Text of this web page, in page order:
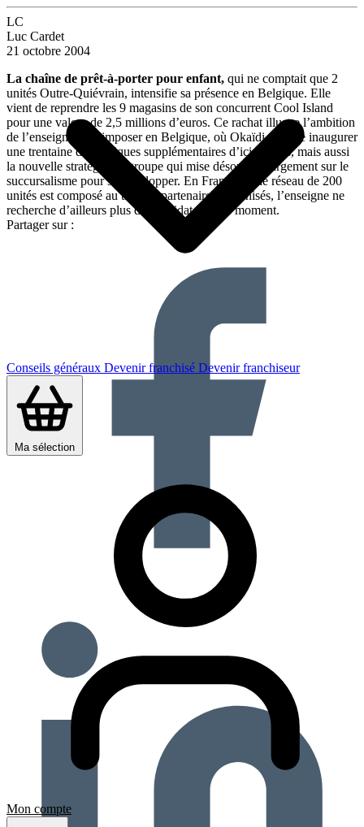
Conseils généraux Devenir franchisé Devenir franchiseur
Ma sélection
Mon compte
LC
Luc Cardet
21 octobre 2004
La chaîne de prêt-à-porter pour enfant, qui ne comptait que 2
unités Outre-Quiévrain, intensifie sa présence en Belgique. Elle
vient de reprendre les 9 magasins de son concurrent Cool Island
pour une valeur de 2,5 millions d’euros. Ce rachat illustre l’ambition
de l’enseigne de s’imposer en Belgique, où Okaïdi compte inaugurer
une trentaine de boutiques supplémentaires d’ici à 3 ans, mais aussi
la nouvelle stratégie du groupe qui mise désormais largement sur le
succursalisme pour se développer. En France, où le réseau de 200
unités est composé au tiers de partenaires franchisés, l’enseigne ne
recherche d’ailleurs plus de candidat pour le moment.
Partager sur :